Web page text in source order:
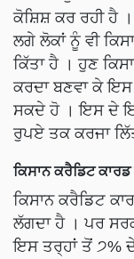
ਕੋਸ਼ਿਸ਼ ਕਰ ਰਹੀ ਹੈ
ਲਗੇ ਲੋਕਾਂ ਨੂੰ ਵੀ
ਕਿੱਤਾ ਹੈ । ਹੁਣ
ਕਰਦਾ ਬਣਵਾ ਕੇ ਇਸ
ਸਕਦੇ ਹੋ । ਇਸ ਦੇ
ਰੁਪਏ ਤਕ ਕਰਜਾ
ਕਿਸਾਨ ਕਰੈਡਿਟ
ਕਿਸਾਨ ਕਰੈਡਿਟ
ਲੱਗਦਾ ਹੈ । ਪਰ
ਇਸ ਤਰ੍ਹਾਂ ਤੋਂ ੭%